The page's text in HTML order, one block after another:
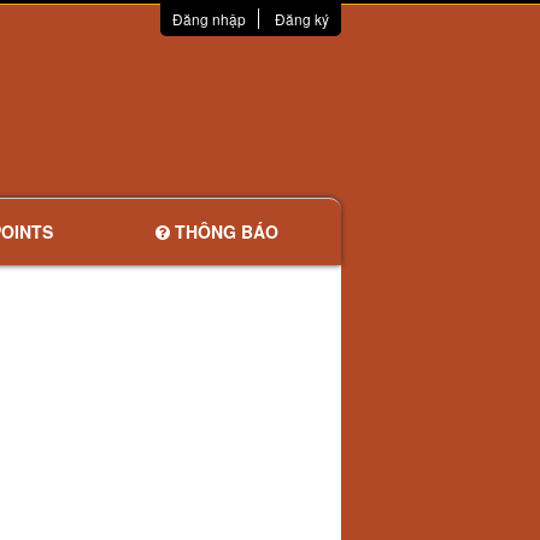
Đăng nhập Đăng ký
THÔNG BÁO